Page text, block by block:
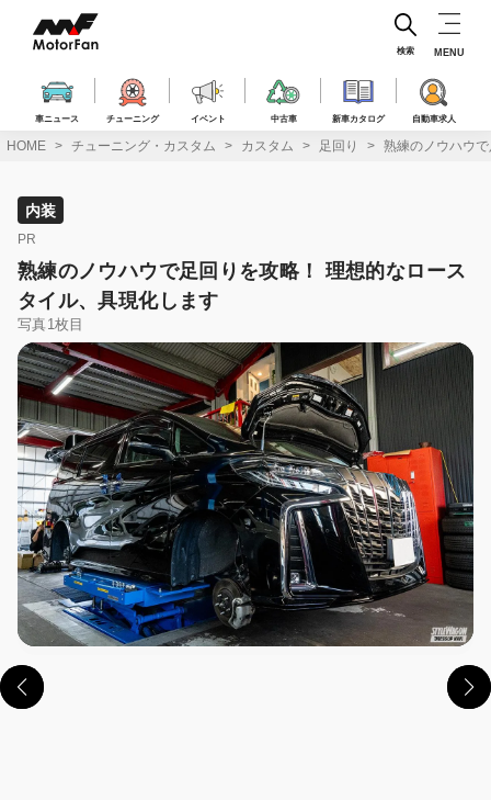
ス
車ニュース チューニング イベント 中古車 新車カタログ 自動車求人
検索 MENU
HOME チューニング・カスタム カスタム 足回り 熟練のノウハウ
内装
PR
熟練のノウハウで足回りを攻略！ 理想的なロース
タイル、具現化します
写真1枚目